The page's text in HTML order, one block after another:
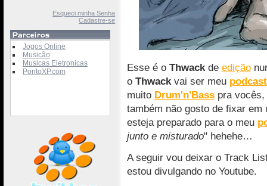
Esse é o Thwackde edição
o Thwackvai ser meu podcast
muito Drum'n'Basspra vocês,
também não gosto de fixar
esteja preparado para o meu
junto e misturado" hehehe…
A seguir vou deixar o Track
estou divulgando no Youtube.
Esqueci minha Senha
Cadastre-se
Jogos Online
Musicão
Musicas Eletronicas
PontoXP.com